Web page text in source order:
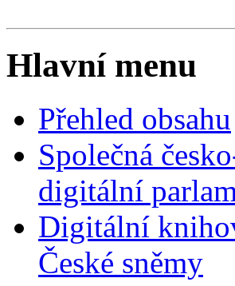
Hlavní menu
Přehled obsahu
Společná
digitální
Digitální
České sněmy